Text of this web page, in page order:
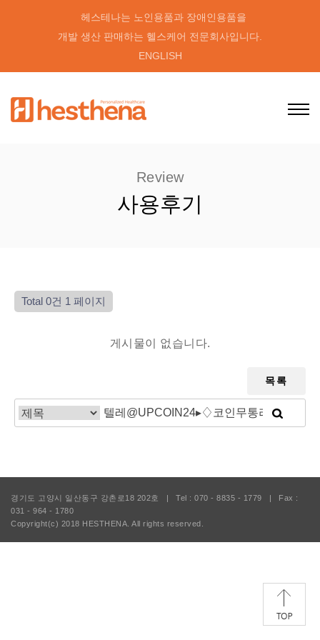
헤스테나는 노인용품과 장애인용품을
개발 생산 판매하는 헬스케어 전문회사입니다.
ENGLISH
Review
사용후기
Total 0건 1 페이지
게시물이 없습니다.
목록
경기도 고양시 일산동구 강촌로18 202호 | Tel : 070 - 8835 - 1779 |
Fax :
031 - 964 - 1780
Copyright(c) 2018 HESTHENA. All rights reserved.